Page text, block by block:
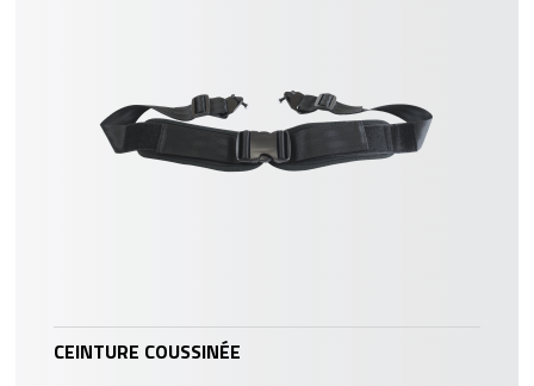
CEINTURE COUSSINÉE